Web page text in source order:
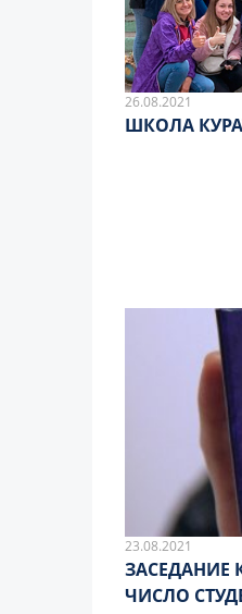
26.08.2021
ШКОЛА
23.08.2021
ЗАСЕДАНИЕ
ЧИСЛО